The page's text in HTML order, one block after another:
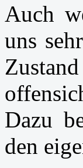
Auch
uns
Dazu
den